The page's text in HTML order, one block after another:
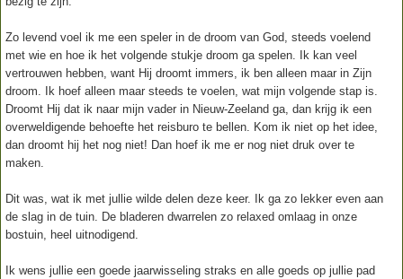
Zo levend voel ik me een speler in de droom van God, steeds voelend
met wie en hoe ik het volgende stukje droom ga spelen. Ik kan veel
vertrouwen hebben, want Hij droomt immers, ik ben alleen maar in Zijn
droom. Ik hoef alleen maar steeds te voelen, wat mijn volgende stap is.
Droomt Hij dat ik naar mijn vader in Nieuw-Zeeland ga, dan krijg ik een
overweldigende behoefte het reisburo te bellen. Kom ik niet op het idee,
dan droomt hij het nog niet! Dan hoef ik me er nog niet druk over te
maken.
Dit was, wat ik met jullie wilde delen deze keer. Ik ga zo lekker even aan
de slag in de tuin. De bladeren dwarrelen zo relaxed omlaag in onze
bostuin, heel uitnodigend.
Ik wens jullie een goede jaarwisseling straks en alle goeds op jullie pad